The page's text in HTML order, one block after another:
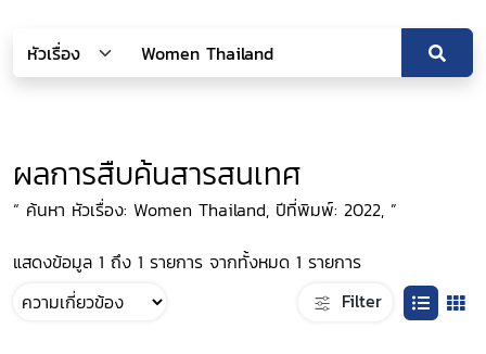
ผลการสืบค้นสารสนเทศ
“ ค้นหา หัวเรื่อง: Women Thailand, ปีที่พิมพ์: 2022, ”
แสดงข้อมูล 1 ถึง 1 รายการ จากทั้งหมด 1 รายการ
Filter